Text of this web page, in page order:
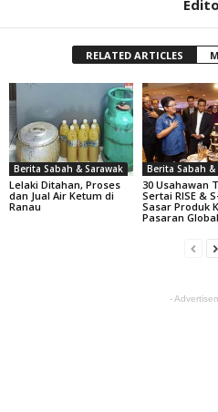
RELATED ARTICLES
Berita Sabah & Sarawak
Lelaki Ditahan, Proses
dan Jual Air Ketum di
Ranau
Berita Sabah &
30 Usahawan
Sertai RISE &
Sasar Produk
Pasaran Global
-